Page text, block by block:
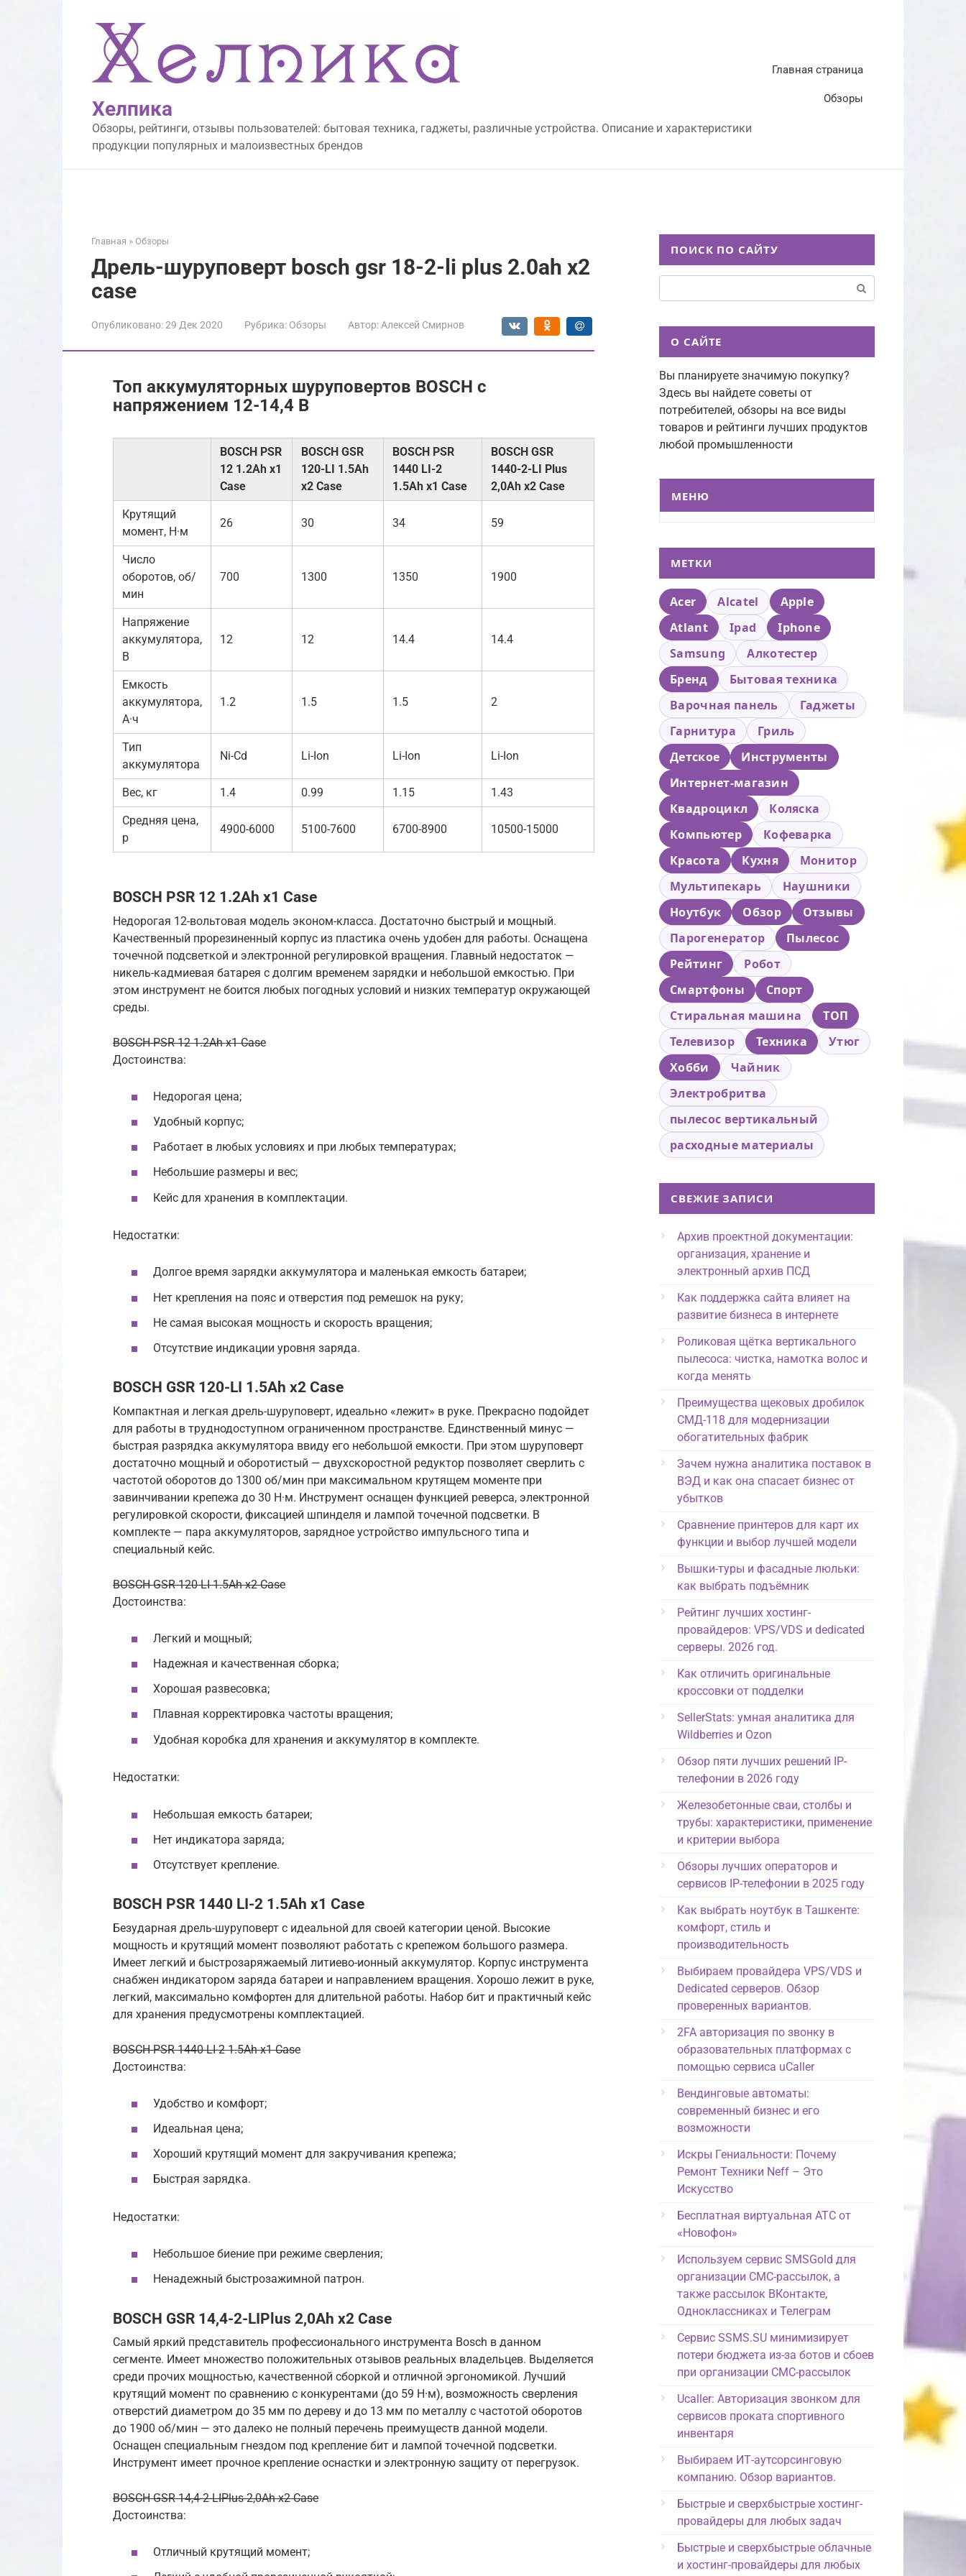
Хелпика
Обзоры, рейтинги, отзывы пользователей: бытовая техника, гаджеты, различные устройства. Описание и характеристики
продукции популярных и малоизвестных брендов
Главная страница
Обзоры
Главная » Обзоры
Дрель-шуруповерт bosch gsr 18-2-li plus 2.0ah x2
case
Опубликовано:29 Дек 2020 Рубрика: Обзоры Автор: Алексей Смирнов
Топ аккумуляторных шуруповертов BOSCH с
напряжением 12-14,4 В
BOSCH PSR
12 1.2Ah x1
Case
BOSCH GSR
120-LI 1.5Ah
x2 Case
BOSCH PSR
1440 LI-2
1.5Ah x1 Case
BOSCH GSR
1440-2-LI Plus
2,0Ah x2 Case
Крутящий
момент, Н·м
26 30 34 59
Число
оборотов, об/
мин
700 1300 1350 1900
Напряжение
аккумулятора,
В
12 12 14.4 14.4
Емкость
аккумулятора,
А·ч
1.2 1.5 1.5 2
Тип
аккумулятора
Ni-Cd Li-Ion Li-Ion Li-Ion
Вес, кг 1.4 0.99 1.15 1.43
Средняя цена,
р
4900-6000 5100-7600 6700-8900 10500-15000
BOSCH PSR 12 1.2Ah x1 Case
Недорогая 12-вольтовая модель эконом-класса. Достаточно быстрый и мощный.
Качественный прорезиненный корпус из пластика очень удобен для работы. Оснащена
точечной подсветкой и электронной регулировкой вращения. Главный недостаток —
никель-кадмиевая батарея с долгим временем зарядки и небольшой емкостью. При
этом инструмент не боится любых погодных условий и низких температур окружающей
среды.
BOSCH PSR 12 1.2Ah x1 Case
Достоинства:
Недорогая цена;
Удобный корпус;
Работает в любых условиях и при любых температурах;
Небольшие размеры и вес;
Кейс для хранения в комплектации.
Недостатки:
Долгое время зарядки аккумулятора и маленькая емкость батареи;
Нет крепления на пояс и отверстия под ремешок на руку;
Не самая высокая мощность и скорость вращения;
Отсутствие индикации уровня заряда.
BOSCH GSR 120-LI 1.5Ah x2 Case
Компактная и легкая дрель-шуруповерт, идеально «лежит» в руке. Прекрасно подойдет
для работы в труднодоступном ограниченном пространстве. Единственный минус —
быстрая разрядка аккумулятора ввиду его небольшой емкости. При этом шуруповерт
достаточно мощный и оборотистый — двухскоростной редуктор позволяет сверлить с
частотой оборотов до 1300 об/мин при максимальном крутящем моменте при
завинчивании крепежа до 30 Н·м. Инструмент оснащен функцией реверса, электронной
регулировкой скорости, фиксацией шпинделя и лампой точечной подсветки. В
комплекте — пара аккумуляторов, зарядное устройство импульсного типа и
специальный кейс.
BOSCH GSR 120-LI 1.5Ah x2 Case
Достоинства:
Легкий и мощный;
Надежная и качественная сборка;
Хорошая развесовка;
Плавная корректировка частоты вращения;
Удобная коробка для хранения и аккумулятор в комплекте.
Недостатки:
Небольшая емкость батареи;
Нет индикатора заряда;
Отсутствует крепление.
BOSCH PSR 1440 LI-2 1.5Ah x1 Case
Безударная дрель-шуруповерт с идеальной для своей категории ценой. Высокие
мощность и крутящий момент позволяют работать с крепежом большого размера.
Имеет легкий и быстрозаряжаемый литиево-ионный аккумулятор. Корпус инструмента
снабжен индикатором заряда батареи и направлением вращения. Хорошо лежит в руке,
легкий, максимально комфортен для длительной работы. Набор бит и практичный кейс
для хранения предусмотрены комплектацией.
BOSCH PSR 1440 LI-2 1.5Ah x1 Case
Достоинства:
Удобство и комфорт;
Идеальная цена;
Хороший крутящий момент для закручивания крепежа;
Быстрая зарядка.
Недостатки:
Небольшое биение при режиме сверления;
Ненадежный быстрозажимной патрон.
BOSCH GSR 14,4-2-LIPlus 2,0Ah x2 Case
Самый яркий представитель профессионального инструмента Bosch в данном
сегменте. Имеет множество положительных отзывов реальных владельцев. Выделяется
среди прочих мощностью, качественной сборкой и отличной эргономикой. Лучший
крутящий момент по сравнению с конкурентами (до 59 Н·м), возможность сверления
отверстий диаметром до 35 мм по дереву и до 13 мм по металлу с частотой оборотов
до 1900 об/мин — это далеко не полный перечень преимуществ данной модели.
Оснащен специальным гнездом под крепление бит и лампой точечной подсветки.
Инструмент имеет прочное крепление оснастки и электронную защиту от перегрузок.
BOSCH GSR 14,4-2-LIPlus 2,0Ah x2 Case
Достоинства:
Отличный крутящий момент;
ПОИСК ПО САЙТУ
О САЙТЕ
Вы планируете значимую покупку?
Здесь вы найдете советы от
потребителей, обзоры на все виды
товаров и рейтинги лучших продуктов
любой промышленности
МЕНЮ
МЕТКИ
Acer Alcatel
Apple
Atlant
Ipad
Iphone
Samsung
Алкотестер
Бренд
Бытовая техника
Варочная панель
Гаджеты
Гарнитура
Гриль
Детское
Инструменты
Интернет-магазин
Квадроцикл
Коляска
Компьютер
Кофеварка
Красота
Кухня
Монитор
Мультипекарь
Наушники
Ноутбук
Обзор
Отзывы
Парогенератор
Пылесос
Рейтинг
Робот
Смартфоны
Спорт
Стиральная машина
ТОП
Телевизор
Техника
Утюг
Хобби
Чайник
Электробритва
пылесос вертикальный
расходные материалы
СВЕЖИЕ ЗАПИСИ
Архив проектной документации:
организация, хранение и
электронный архив ПСД
Как поддержка сайта влияет на
развитие бизнеса в интернете
Роликовая щётка вертикального
пылесоса: чистка, намотка волос и
когда менять
Преимущества щековых дробилок
СМД-118 для модернизации
обогатительных фабрик
Зачем нужна аналитика поставок в
ВЭД и как она спасает бизнес от
убытков
Сравнение принтеров для карт их
функции и выбор лучшей модели
Вышки-туры и фасадные люльки:
как выбрать подъёмник
Рейтинг лучших хостинг-
провайдеров: VPS/VDS и dedicated
серверы. 2026 год.
Как отличить оригинальные
кроссовки от подделки
SellerStats: умная аналитика для
Wildberries и Ozon
Обзор пяти лучших решений IP-
телефонии в 2026 году
Железобетонные сваи, столбы и
трубы: характеристики, применение
и критерии выбора
Обзоры лучших операторов и
сервисов IP-телефонии в 2025 году
Как выбрать ноутбук в Ташкенте:
комфорт, стиль и
производительность
Выбираем провайдера VPS/VDS и
Dedicated серверов. Обзор
проверенных вариантов.
2FA авторизация по звонку в
образовательных платформах с
помощью сервиса uCaller
Вендинговые автоматы:
современный бизнес и его
возможности
Искры Гениальности: Почему
Ремонт Техники Neff – Это
Искусство
Бесплатная виртуальная АТС от
«Новофон»
Используем сервис SMSGold для
организации СМС-рассылок, а
также рассылок ВКонтакте,
Одноклассниках и Телеграм
Сервис SSMS.SU минимизирует
потери бюджета из-за ботов и сбоев
при организации СМС-рассылок
Ucaller: Авторизация звонком для
сервисов проката спортивного
инвентаря
Выбираем ИТ-аутсорсинговую
компанию. Обзор вариантов.
Быстрые и сверхбыстрые хостинг-
провайдеры для любых задач
Быстрые и сверхбыстрые облачные
и хостинг-провайдеры для любых